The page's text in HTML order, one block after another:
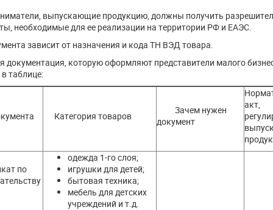
выпускающие продукцию, должны получить
необходимые для ее реализации на территории РФ и ЕАЭС.
зависит от назначения и кода ТН ВЭД товара.
документация, которую оформляют представители малого
таблице:
Категория товаров
Зачем нужен
документ
акт,
по
одежда 1-го слоя;
игрушки для детей;
бытовая техника;
мебель для детских
учреждений и т.д.